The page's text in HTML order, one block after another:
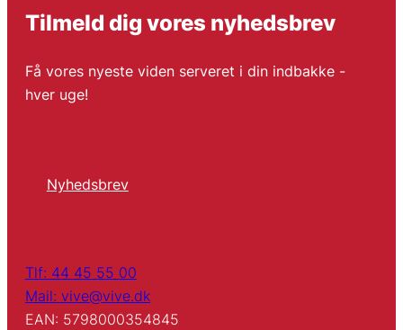
Tilmeld dig vores nyhedsbrev
Få vores nyeste viden serveret i din indbakke -
hver uge!
Nyhedsbrev
Tlf: 44 45 55 00
Mail: vive@vive.dk
EAN: 5798000354845